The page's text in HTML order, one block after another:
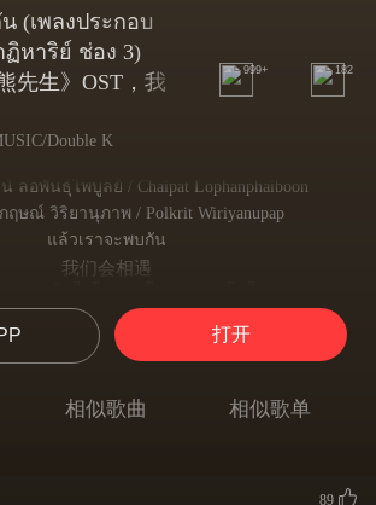
(เพลงประกอบ
หาริย์ ช่อง 3)
先生》OST，我
Double K
999+ 182
ลอพันธุ์ไพบูลย์ / Chaipat Lophanphaiboon
ฤษณ์ วิริยานุภาพ / Polkrit Wiriyanupap
แล้วเราจะพบกัน
我们会相遇
觉醒来看见心上人清爽的脸庞
ลืม หน้าคนๆ นี้ คงมีอะไรที่มากมาย
了这张脸 大概有特别的意义吧
的是我们与那些美好的日日夜夜
打开
相似歌曲 相似歌单
89